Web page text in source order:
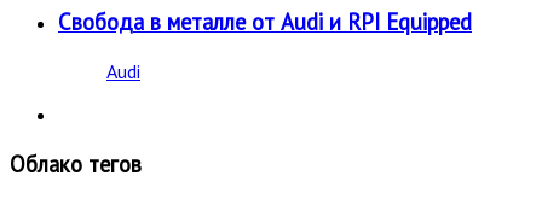
Свобода в металле от Audi и RPI Equipped
Audi
Облако тегов